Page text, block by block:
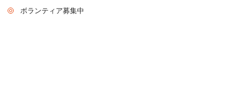
ボランティア募集中